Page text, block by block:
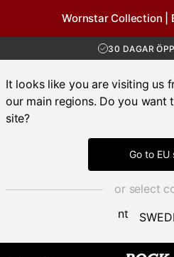
Wornstar Collection |
30 DAGAR
LEVERANS 1-
FRI FRAKT
It looks like you are visiting us
our main regions. Do you want
site?
Go to EU
or select